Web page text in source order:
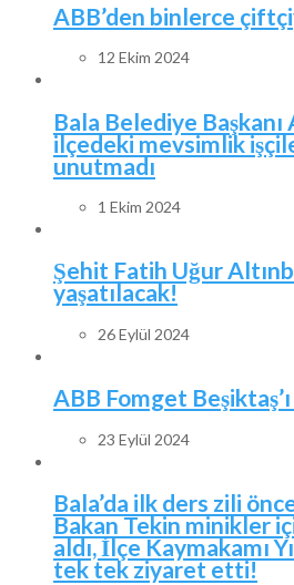
ABB’den binlerce
12 Ekim 2024
Bala Belediye
ilçedeki mevsimlik
unutmadı
1 Ekim 2024
Şehit Fatih Uğur
yaşatılacak!
26 Eylül 2024
ABB Fomget
23 Eylül 2024
Bala’da ilk ders zili
Bakan Tekin minikler
aldı, İlçe Kaymakamı
tek tek ziyaret etti!